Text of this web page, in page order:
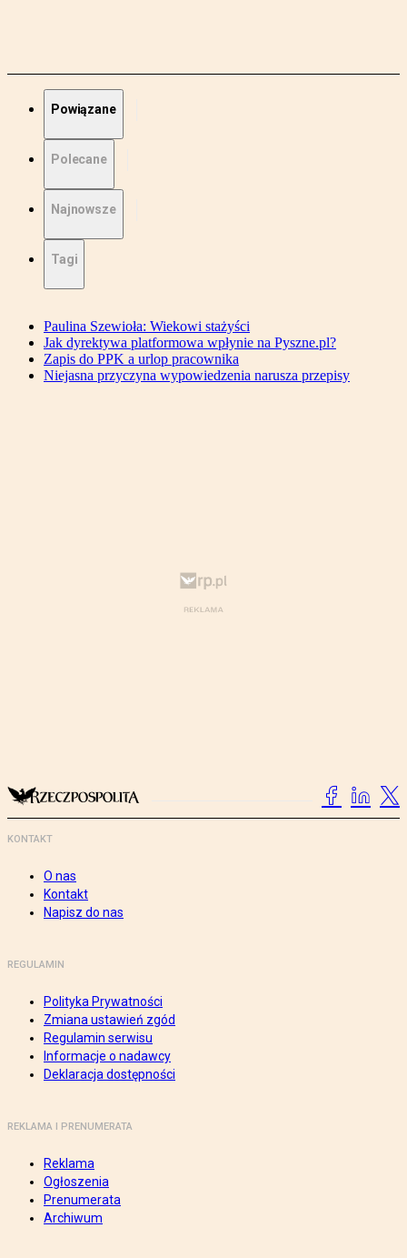
Powiązane
Polecane
Najnowsze
Tagi
Paulina Szewioła: Wiekowi stażyści
Jak dyrektywa platformowa wpłynie na Pyszne.pl?
Zapis do PPK a urlop pracownika
Niejasna przyczyna wypowiedzenia narusza przepisy
KONTAKT
O nas
Kontakt
Napisz do nas
REGULAMIN
Polityka Prywatności
Zmiana ustawień zgód
Regulamin serwisu
Informacje o nadawcy
Deklaracja dostępności
REKLAMA I PRENUMERATA
Reklama
Ogłoszenia
Prenumerata
Archiwum